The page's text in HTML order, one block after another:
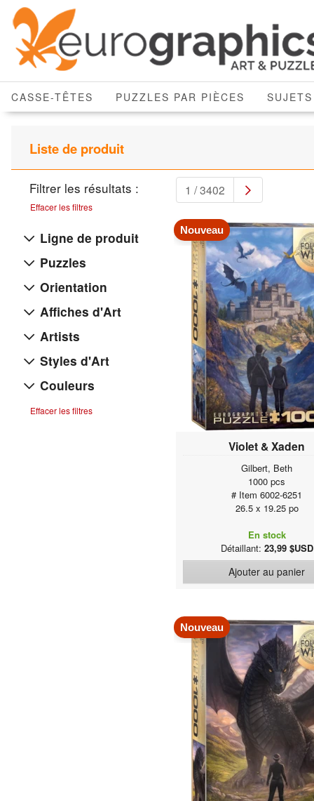
CASSE-TÊTES PUZZLES PAR PIÈCES SUJETS
Liste de produit
Filtrer les résultats :
Effacer les filtres
Ligne de produit
Puzzles
Orientation
Affiches d'Art
Artists
Styles d'Art
Couleurs
Effacer les filtres
1 / 3402
Nouveau
Violet & Xaden
Gilbert, Beth
1000 pcs
# Item 6002-6251
26.5 x 19.25 po
En stock
Détaillant: 23,99 $USD
Ajouter au panier
Nouveau